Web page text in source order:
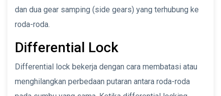
dan dua gear samping (side gears) yang terhubung ke
roda-roda.
Differential Lock
Differential lock bekerja dengan cara membatasi atau
menghilangkan perbedaan putaran antara roda-roda